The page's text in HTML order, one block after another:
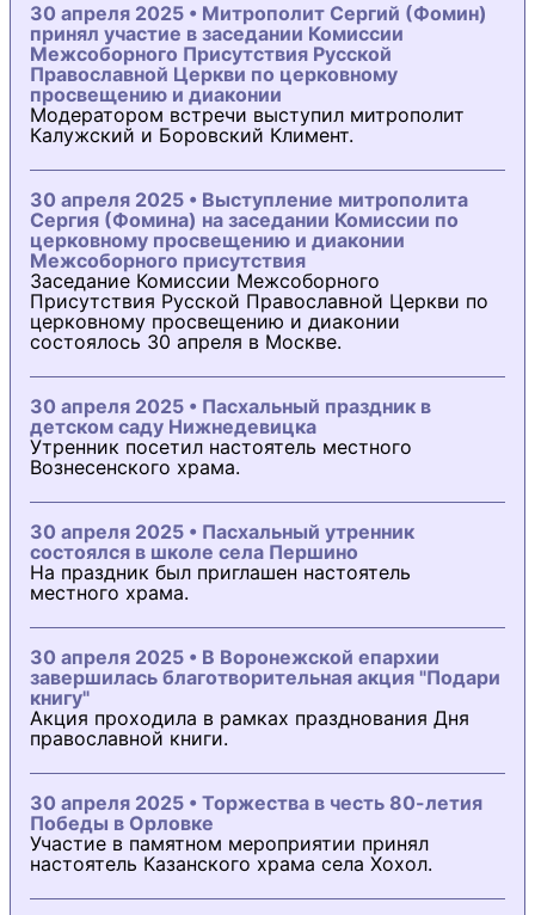
30 апреля 2025 • Митрополит Сергий (Фомин)
принял участие в заседании Комиссии
Межсоборного Присутствия Русской
Православной Церкви по церковному
просвещению и диаконии
Модератором встречи выступил митрополит
Калужский и Боровский Климент.
30 апреля 2025 • Выступление митрополита
Сергия (Фомина) на заседании Комиссии по
церковному просвещению и диаконии
Межсоборного присутствия
Заседание Комиссии Межсоборного
Присутствия Русской Православной Церкви по
церковному просвещению и диаконии
состоялось 30 апреля в Москве.
30 апреля 2025 • Пасхальный праздник в
детском саду Нижнедевицка
Утренник посетил настоятель местного
Вознесенского храма.
30 апреля 2025 • Пасхальный утренник
состоялся в школе села Першино
На праздник был приглашен настоятель
местного храма.
30 апреля 2025 • В Воронежской епархии
завершилась благотворительная акция "Подари
книгу"
Акция проходила в рамках празднования Дня
православной книги.
30 апреля 2025 • Торжества в честь 80-летия
Победы в Орловке
Участие в памятном мероприятии принял
настоятель Казанского храма села Хохол.